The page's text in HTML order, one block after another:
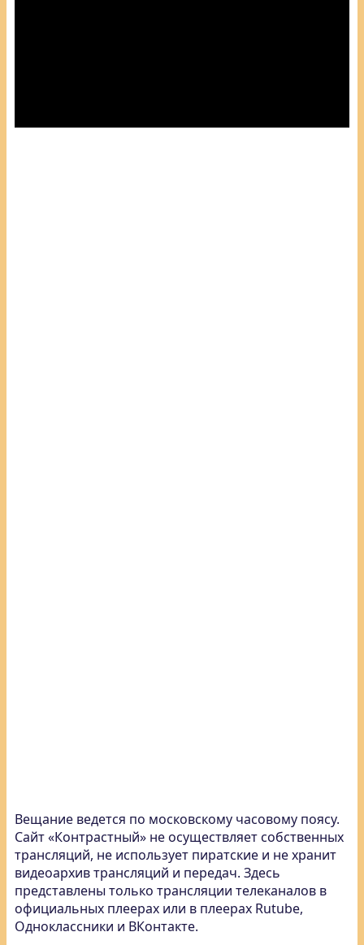
Вещание ведется по московскому часовому поясу.
Сайт «Контрастный» не осуществляет собственных
трансляций, не использует пиратские и не хранит
видеоархив трансляций и передач. Здесь
представлены только трансляции телеканалов в
официальных плеерах или в плеерах Rutube,
Одноклассники и ВКонтакте.